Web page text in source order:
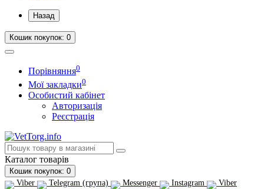
Назад
Кошик покупок: 0
Порівняння0
Мої закладки0
Особистий кабінет
Авторизація
Реєстрація
Каталог товарів
Кошик покупок: 0
Viber
Telegram (група) Messenger Instagram
Viber